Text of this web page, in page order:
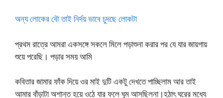
অন্য লোকের বৌ তাই নির্দয় ভাবে চুদছে লোকটা
প্রথম রাত্রে আমরা একসঙ্গে সকলে মিলে পড়াশুনা করার পর যে যার জায়গায়
শুয়ে পরেছি। পড়ার সময় আমি
কবিতার জামার ফাঁক দিয়ে ওর মাই দুটি একটু দেখতে পাচ্ছিলাম আর তাই
আমার বাঁড়াটা অশান্ত হয়ে ওঠে যার ফলে ঘুম আসছিলনা।হঠাৎ ঘরের মধ্যে